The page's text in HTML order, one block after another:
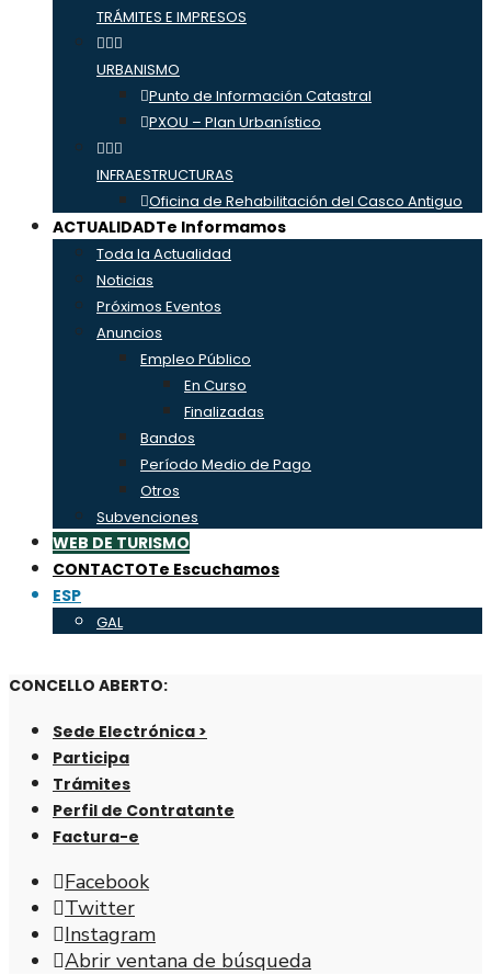
TRÁMITES E IMPRESOS
URBANISMO
Punto de Información Catastral
PXOU – Plan Urbanístico
INFRAESTRUCTURAS
Oficina de Rehabilitación del Casco Antiguo
ACTUALIDADTe Informamos
Toda la Actualidad
Noticias
Próximos Eventos
Anuncios
Empleo Público
En Curso
Finalizadas
Bandos
Período Medio de Pago
Otros
Subvenciones
WEB DE TURISMO
CONTACTOTe Escuchamos
ESP
GAL
CONCELLO ABERTO:
Sede Electrónica >
Participa
Trámites
Perfil de Contratante
Factura-e
Facebook
Twitter
Instagram
Abrir ventana de búsqueda